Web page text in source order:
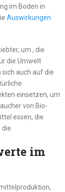
im Boden in
Auswirkungen
um , die
die Umwelt
auch auf die
einsetzen, um
von Bio-
essen, die
die
im